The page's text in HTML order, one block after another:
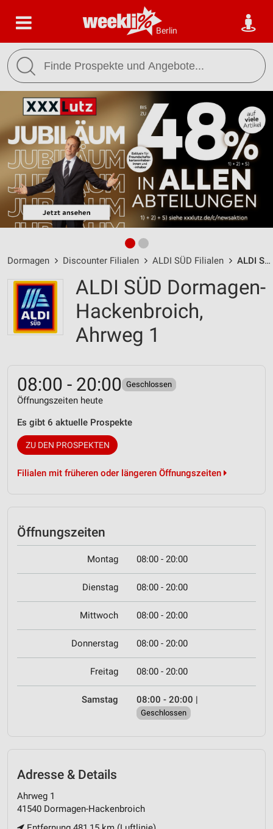
Berlin
Dormagen Discounter Filialen ALDI SÜD Filialen ALDI SÜD Dormagen-Hackenbroich / Ahrweg 1 - Öffnungszeiten & Adresse
ALDI SÜD Dormagen-
Hackenbroich,
Ahrweg 1
08:00 - 20:00 Geschlossen
Öffnungszeiten heute
Es gibt 6 aktuelle Prospekte
ZU DEN PROSPEKTEN
Filialen mit früheren oder längeren Öffnungszeiten
Öffnungszeiten
Montag 08:00 - 20:00
Dienstag 08:00 - 20:00
Mittwoch 08:00 - 20:00
Donnerstag 08:00 - 20:00
Freitag 08:00 - 20:00
Samstag 08:00 - 20:00 |
Geschlossen
Adresse & Details
Ahrweg 1
41540 Dormagen-Hackenbroich